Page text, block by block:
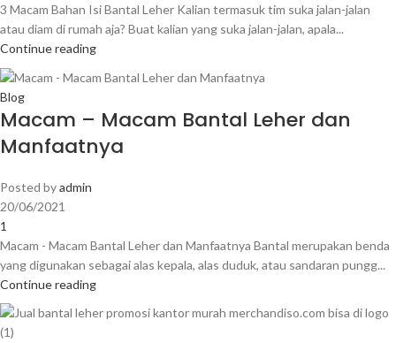
3 Macam Bahan Isi Bantal Leher Kalian termasuk tim suka jalan-jalan
atau diam di rumah aja? Buat kalian yang suka jalan-jalan, apala...
Continue reading
Blog
Macam – Macam Bantal Leher dan
Manfaatnya
Posted byadmin
20/06/2021
1
Macam - Macam Bantal Leher dan Manfaatnya Bantal merupakan benda
yang digunakan sebagai alas kepala, alas duduk, atau sandaran pungg...
Continue reading